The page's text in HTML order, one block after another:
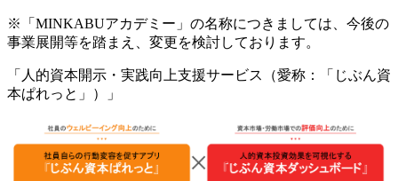
※「MINKABUアカデミー」の名称につきましては、今後の
事業展開等を踏まえ、変更を検討しております。
「人的資本開示・実践向上支援サービス（愛称：「じぶん資
本ぱれっと」）」